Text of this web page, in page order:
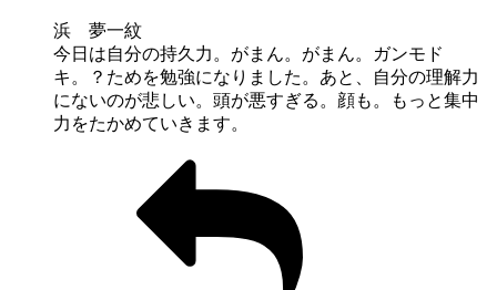
浜 夢一紋
今日は自分の持久力。がまん。がまん。ガンモド
キ。？ためを勉強になりました。あと、自分の理解力
にないのが悲しい。頭が悪すぎる。顔も。もっと集中
力をたかめていきます。